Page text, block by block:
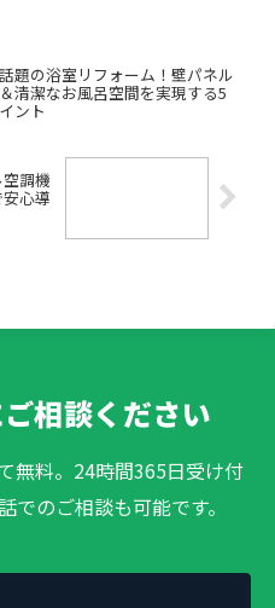
題の浴室リフォーム！壁パネル
清潔なお風呂空間を実現する5
ント
調機
心導
相談ください
無料。24時間365日受け付
でのご相談も可能です。